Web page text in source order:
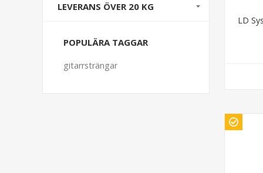
LD
LEVERANS ÖVER 20 KG
POPULÄRA TAGGAR
gitarrsträngar